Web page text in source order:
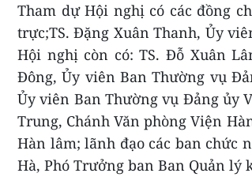
Tham dự Hội nghị có các đồng
trực;TS. Đặng Xuân Thanh, Ủy
Hội nghị còn có: TS. Đỗ Xuân
Đông, Ủy viên Ban Thường vụ
Ủy viên Ban Thường vụ Đảng ủy
Trung, Chánh Văn phòng Viện
Hàn lâm; lãnh đạo các ban chức
Hà, Phó Trưởng ban Ban Quản lý